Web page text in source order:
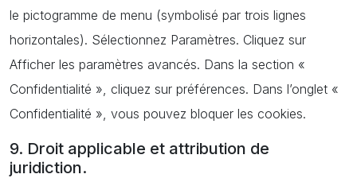
le pictogramme de menu (symbolisé par trois lignes
horizontales). Sélectionnez Paramètres. Cliquez sur
Afficher les paramètres avancés. Dans la section «
Confidentialité », cliquez sur préférences. Dans l’onglet «
Confidentialité », vous pouvez bloquer les cookies.
9. Droit applicable et attribution de
juridiction.